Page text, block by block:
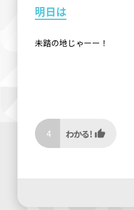
明日は
未踏の地じゃーー！
4